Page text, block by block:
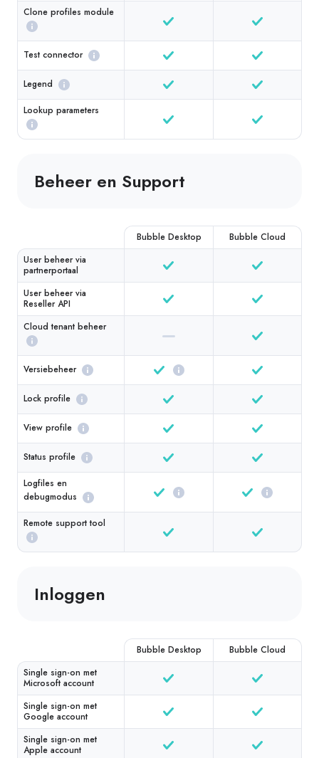
Clone profiles module
Test connector
Legend
Lookup parameters
Beheer en Support
Bubble Desktop
Bubble Cloud
User beheer via
partnerportaal
User beheer via
Reseller API
Cloud tenant beheer
Versiebeheer
Lock profile
View profile
Status profile
Logfiles en
debugmodus
Remote support tool
Inloggen
Bubble Desktop
Bubble Cloud
Single sign-on met
Microsoft account
Single sign-on met
Google account
Single sign-on met
Apple account